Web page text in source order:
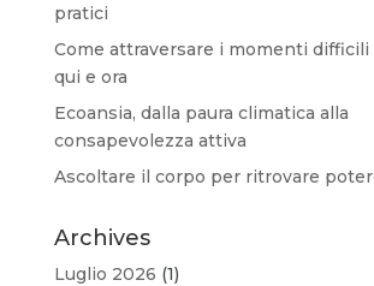
pratici
Come attraversare i momenti
qui e ora
Ecoansia, dalla paura climatica alla
consapevolezza attiva
Ascoltare il corpo per ritrovare
Archives
Luglio 2026 (1)